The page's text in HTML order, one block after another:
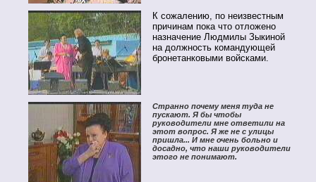
К сожалению, по неизвестным
причинам пока что отложено
назначение Людмилы Зыкиной
на должность командующей
бронетанковыми войсками.
Странно почему меня туда не
пускают. Я бы чтобы
руководители мне ответили на
этот вопрос. Я же не с улицы
пришла... И мне очень больно и
досадно, что наши руководители
этого не понимают.